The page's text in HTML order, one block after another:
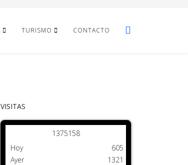
TURISMO CONTACTO
VISITAS
1 375158
Hoy
Ayer
605
1321